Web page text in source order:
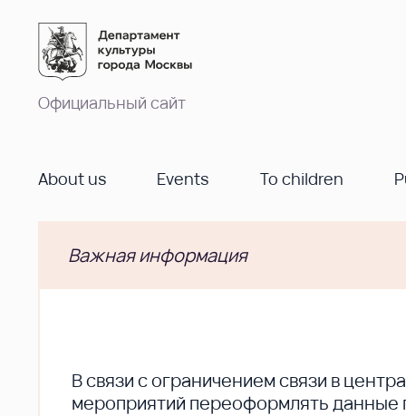
Официальный сайт
About us Events To children
Важная информация
В cвязи с ограничением связи в
мероприятий переоформлять данные